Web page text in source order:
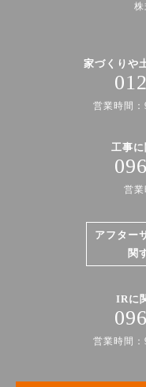
家づくりや
営業時間：
工事
営
アフター
関
IRに
営業時間：